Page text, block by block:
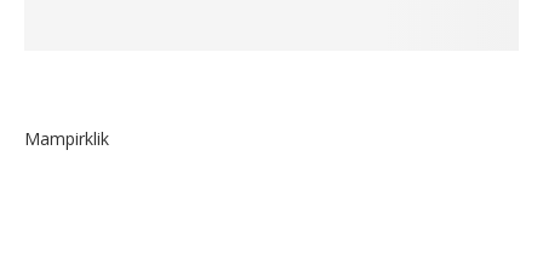
Mampirklik